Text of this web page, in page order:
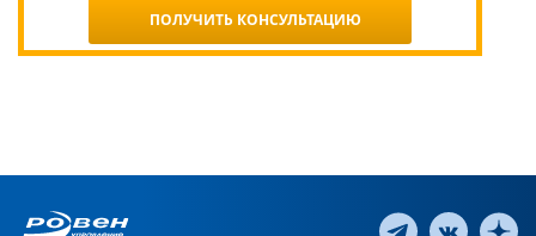
ПОЛУЧИТЬ КОНСУЛЬТАЦИЮ